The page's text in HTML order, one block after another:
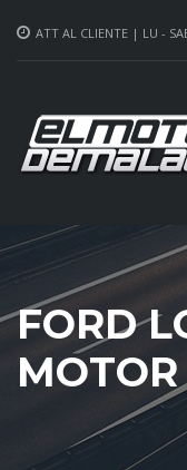
ATT AL CLIENTE | LU -
FORD
MOTOR